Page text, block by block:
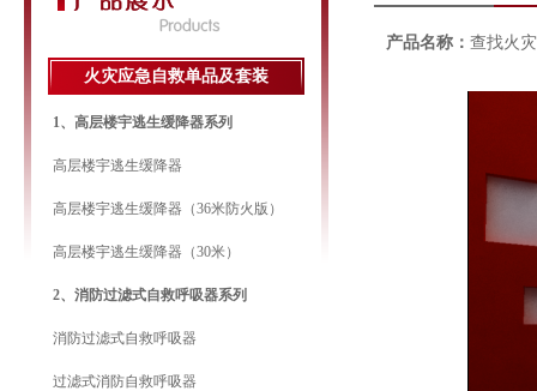
火灾应急自救单品及套装
1、高层楼宇逃生缓降器系列
高层楼宇逃生缓降器
高层楼宇逃生缓降器（36米防火版）
高层楼宇逃生缓降器（30米）
2、消防过滤式自救呼吸器系列
消防过滤式自救呼吸器
过滤式消防自救呼吸器
产品名称： 查找火